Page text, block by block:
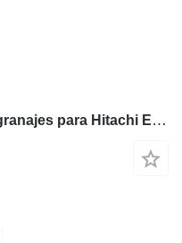
Hitachi 9218005 bomba de engranajes para Hitachi EX120, EX200, EX220, EX270, EX400, EX750 excavadora